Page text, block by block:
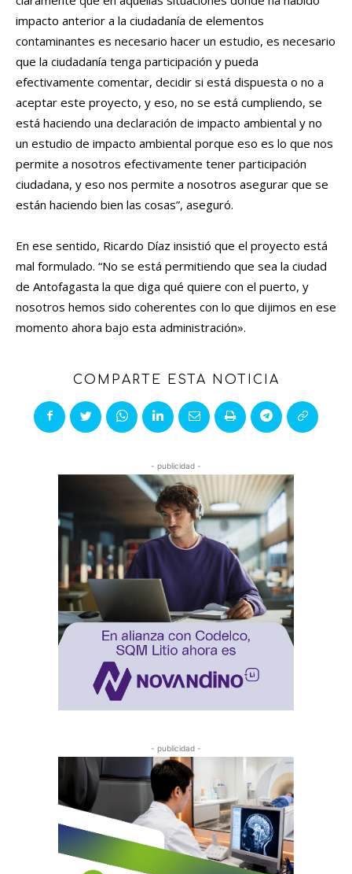
impacto anterior a la ciudadanía de elementos
contaminantes es necesario hacer un estudio, es necesario
que la ciudadanía tenga participación y pueda
efectivamente comentar, decidir si está dispuesta o no a
aceptar este proyecto, y eso, no se está cumpliendo, se
está haciendo una declaración de impacto ambiental y no
un estudio de impacto ambiental porque eso es lo que nos
permite a nosotros efectivamente tener participación
ciudadana, y eso nos permite a nosotros asegurar que se
están haciendo bien las cosas”, aseguró.
En ese sentido, Ricardo Díaz insistió que el proyecto está
mal formulado. “No se está permitiendo que sea la ciudad
de Antofagasta la que diga qué quiere con el puerto, y
nosotros hemos sido coherentes con lo que dijimos en ese
momento ahora bajo esta administración».
COMPARTE ESTA NOTICIA
- publicidad -
- publicidad -